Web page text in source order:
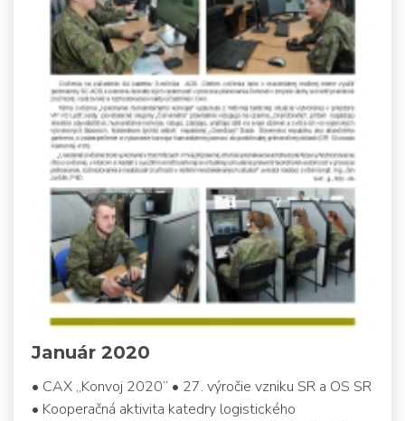
Január 2020
• CAX „Konvoj 2020“ • 27. výročie vzniku SR a OS SR
• Kooperačná aktivita katedry logistického